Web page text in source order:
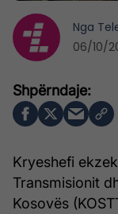
Kryeshefi
Transmisionit
Kosovës
Nga
06/10/